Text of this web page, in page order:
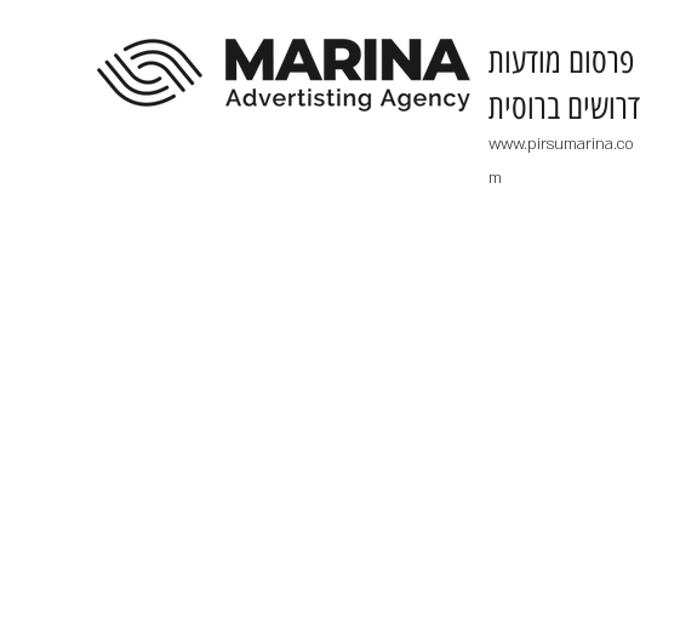
​פרסום מודעות
דרושים ברוסית
www.pirsumarina.co
m